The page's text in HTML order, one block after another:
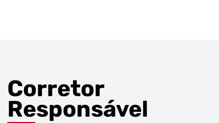
Corretor
Responsável